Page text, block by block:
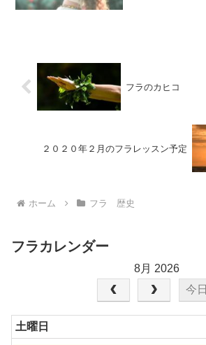
フラのカヒコ
２０２０年２月のフラレッスン予定
ホーム フラ 歴史
フラカレンダー
8月 2026
今日
土曜日